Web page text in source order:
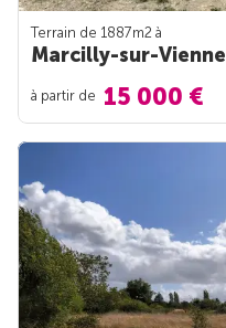
Terrain de 1887m2 à
Marcilly-sur-Vienne
à partir de 15 000 €